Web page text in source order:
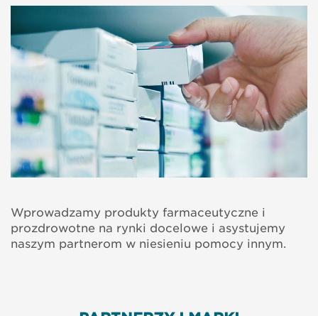
Wprowadzamy produkty farmaceutyczne i
prozdrowotne na rynki docelowe i asystujemy
naszym partnerom w niesieniu pomocy innym.